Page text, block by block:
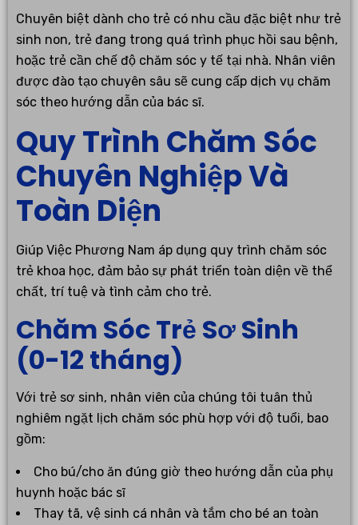
Chuyên biệt dành cho trẻ có nhu cầu đặc biệt như trẻ
sinh non, trẻ đang trong quá trình phục hồi sau bệnh,
hoặc trẻ cần chế độ chăm sóc y tế tại nhà. Nhân viên
được đào tạo chuyên sâu sẽ cung cấp dịch vụ chăm
sóc theo hướng dẫn của bác sĩ.
Quy Trình Chăm Sóc
Chuyên Nghiệp Và
Toàn Diện
Giúp Việc Phương Nam áp dụng quy trình chăm sóc
trẻ khoa học, đảm bảo sự phát triển toàn diện về thể
chất, trí tuệ và tình cảm cho trẻ.
Chăm Sóc Trẻ Sơ Sinh
(0-12 tháng)
Với trẻ sơ sinh, nhân viên của chúng tôi tuân thủ
nghiêm ngặt lịch chăm sóc phù hợp với độ tuổi, bao
gồm:
Cho bú/cho ăn đúng giờ theo hướng dẫn của phụ
huynh hoặc bác sĩ
Thay tã, vệ sinh cá nhân và tắm cho bé an toàn